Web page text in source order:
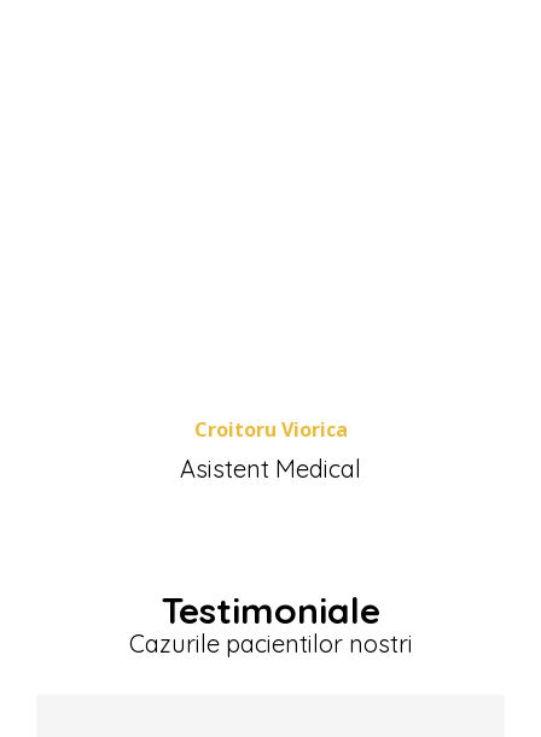
Croitoru Viorica
Asistent Medical
Testimoniale
Cazurile pacientilor nostri